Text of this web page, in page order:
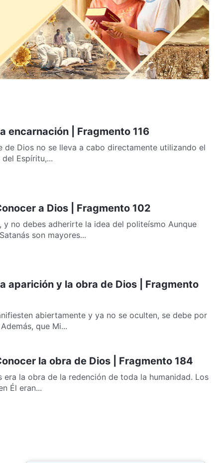
encarnación | Fragmento 116
Dios no se lleva a cabo directamente utilizando el
Espíritu,...
a Dios | Fragmento 102
no debes adherirte la idea del politeísmo Aunque
son mayores...
aparición y la obra de Dios | Fragmento
abiertamente y ya no se oculten, se debe por
que Mi...
la obra de Dios | Fragmento 184
era la obra de la redención de toda la humanidad. Los
Él eran...